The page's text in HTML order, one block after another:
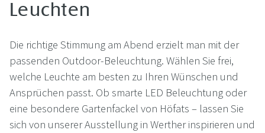
Leuchten
Die richtige Stimmung am Abend erzielt man mit der
passenden Outdoor-Beleuchtung. Wählen Sie frei,
welche Leuchte am besten zu Ihren Wünschen und
Ansprüchen passt. Ob smarte LED Beleuchtung oder
eine besondere Gartenfackel von Höfats – lassen Sie
sich von unserer Ausstellung in Werther inspirieren und